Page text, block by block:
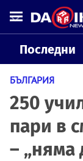
Последни
БЪЛГАРИЯ
250
пари в
– „няма